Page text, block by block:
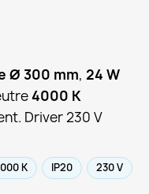
Ø 300 mm, 24 W
4000 K
Driver 230 V
K IP20 230 V